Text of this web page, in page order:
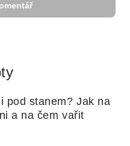
pod stanem? Jak na
a na čem vařit